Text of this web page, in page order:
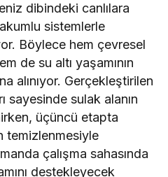
dibindeki canlılara
sistemlerle
Böylece hem çevresel
de su altı yaşamının
alınıyor. Gerçekleştirilen
sayesinde sulak alanın
üçüncü etapta
temizlenmesiyle
çalışma sahasında
destekleyecek